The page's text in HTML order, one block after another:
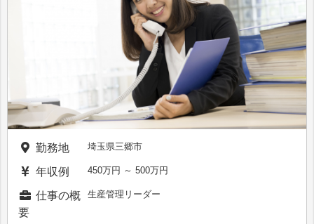
勤務地 埼玉県三郷市
年収例 450万円 ～ 500万円
仕事の概
要
生産管理リーダー